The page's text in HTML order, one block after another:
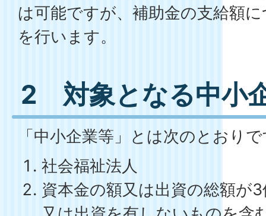
は可能ですが、補助金の支給額
を行います。
2 対象となる中小
「中小企業等」とは次のとおり
社会福祉法人
資本金の額又は出資の総額が